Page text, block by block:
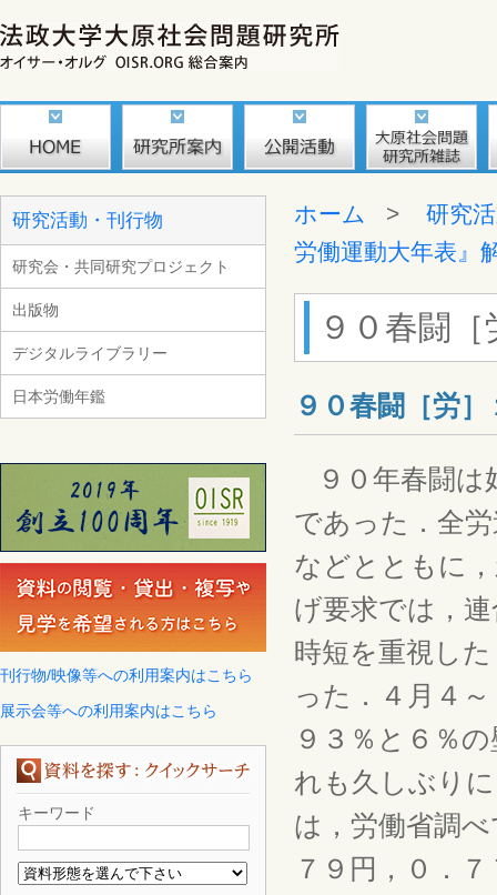
研究活動・刊行物
研究会・共同研究プロジェクト
出版物
デジタルライブラリー
日本労働年鑑
刊行物/映像等への利用案内はこちら
展示会等への利用案内はこちら
キーワード
ホーム > 研究
労働運動大年表』
９０春闘
９０春闘［労
９０年春闘は
であった．全
などとともに
げ要求では，
時短を重視し
った．４月４
９３％と６％
れも久しぶり
は，労働省調
７９円，０．